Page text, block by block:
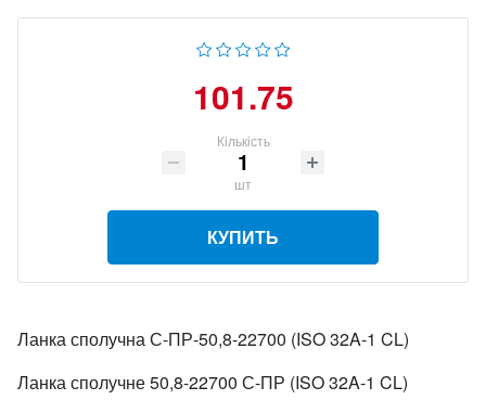
101.75
Кількість
шт
КУПИТЬ
Ланка сполучна С-ПР-50,8-22700 (ISO 32A-1 CL)
Ланка сполучне 50,8-22700 С-ПР (ISO 32A-1 CL)